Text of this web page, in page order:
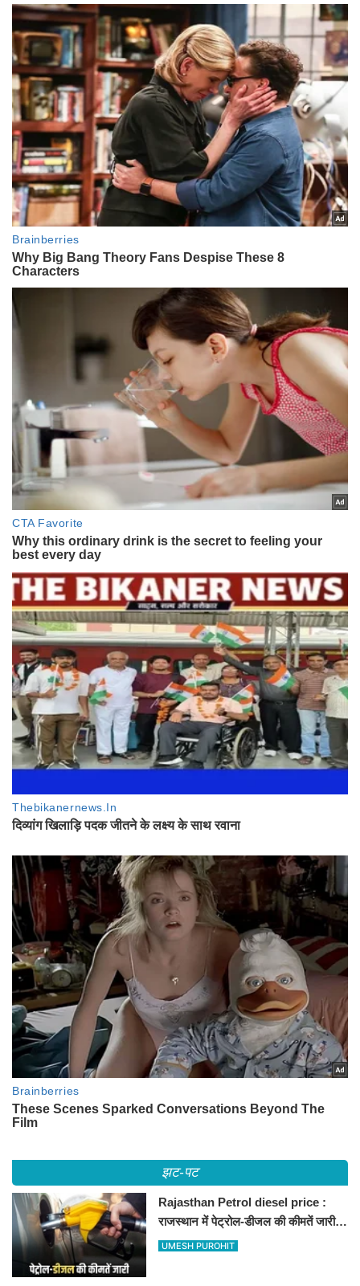
झट-पट
Rajasthan Petrol diesel price :
राजस्थान में पेट्रोल-डीजल की कीमतें जारी,
जानिए बीकानेर समेत पुरे प्रदेश में नए रेट
UMESH PUROHIT